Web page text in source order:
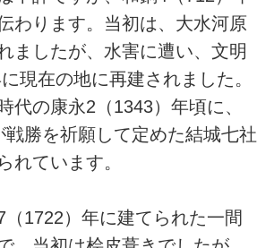
わります。当初は、大水河原
ましたが、水害に遭い、文明
現在の地に再建されました。
代の康永2（1343）年頃に、
戦勝を祈願して定めた結城七社
れています。
1722）年に建てられた一間